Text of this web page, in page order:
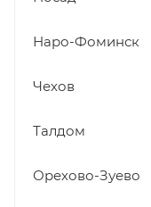
Наро-Фоминск
Чехов
Талдом
Орехово-Зуево